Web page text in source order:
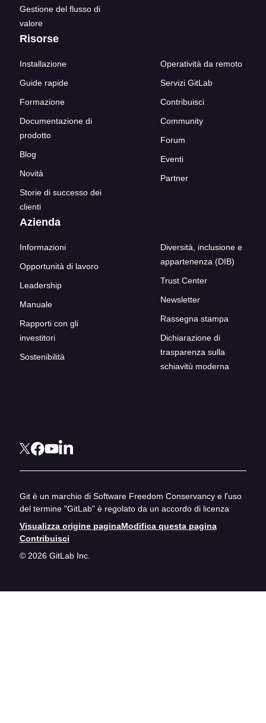
Gestione del flusso di
valore
Risorse
Installazione
Guide rapide
Formazione
Documentazione di
prodotto
Blog
Novità
Storie di successo dei
clienti
Operatività da remoto
Servizi GitLab
Contribuisci
Community
Forum
Eventi
Partner
Azienda
Informazioni
Opportunità di lavoro
Leadership
Manuale
Rapporti con gli
investitori
Sostenibilità
Diversità, inclusione e
appartenenza (DIB)
Trust Center
Newsletter
Rassegna stampa
Dichiarazione di
trasparenza sulla
schiavitù moderna
Git è un marchio di Software Freedom Conservancy e l'uso
del termine "GitLab" è regolato da un accordo di licenza
Visualizza origine paginaModifica questa pagina
Contribuisci
© 2026 GitLab Inc.